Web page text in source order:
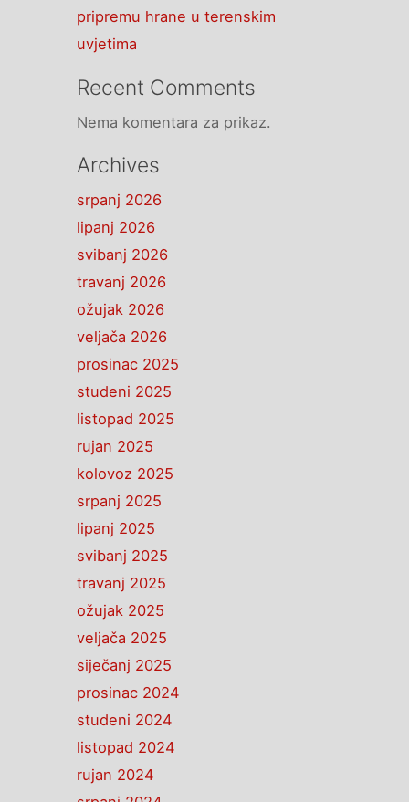
pripremu hrane u terenskim
uvjetima
Recent Comments
Nema komentara za prikaz.
Archives
srpanj 2026
lipanj 2026
svibanj 2026
travanj 2026
ožujak 2026
veljača 2026
prosinac 2025
studeni 2025
listopad 2025
rujan 2025
kolovoz 2025
srpanj 2025
lipanj 2025
svibanj 2025
travanj 2025
ožujak 2025
veljača 2025
siječanj 2025
prosinac 2024
studeni 2024
listopad 2024
rujan 2024